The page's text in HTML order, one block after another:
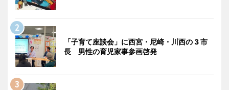
「子育て座談会」に西宮・尼崎・川西の 3 市
長 男性の育児家事参画啓発